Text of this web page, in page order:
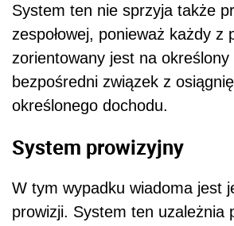
System ten nie sprzyja także
zespołowej, ponieważ każdy z
zorientowany jest na
bezpośredni związek z
określonego dochodu.
System prowizyjny
W tym wypadku wiadoma jest
prowizji. System ten uzależnia